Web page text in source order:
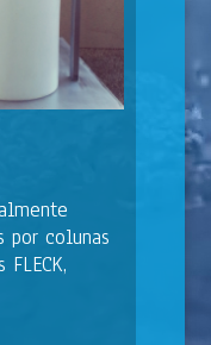
por colunas